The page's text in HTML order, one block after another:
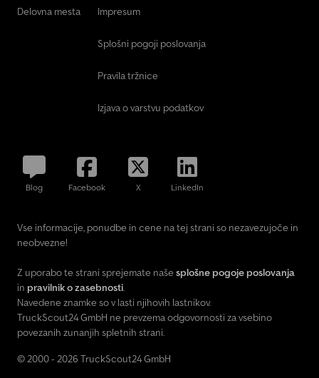
Delovna mesta Impresum
Splošni pogoji poslovanja
Pravila tržnice
Izjava o varstvu podatkov
Blog Facebook X LinkedIn
Vse informacije, ponudbe in cene na tej strani so nezavezujoče in
neobvezne!
Z uporabo te strani sprejemate naše splošne pogoje poslovanja
in pravilnik o zasebnosti.
Navedene znamke so v lasti njihovih lastnikov.
TruckScout24 GmbH ne prevzema odgovornosti za vsebino
povezanih zunanjih spletnih strani.
© 2000 - 2026 TruckScout24 GmbH